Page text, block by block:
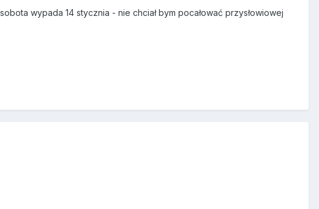
wypada 14 stycznia - nie chciał bym pocałować przysłowiowej